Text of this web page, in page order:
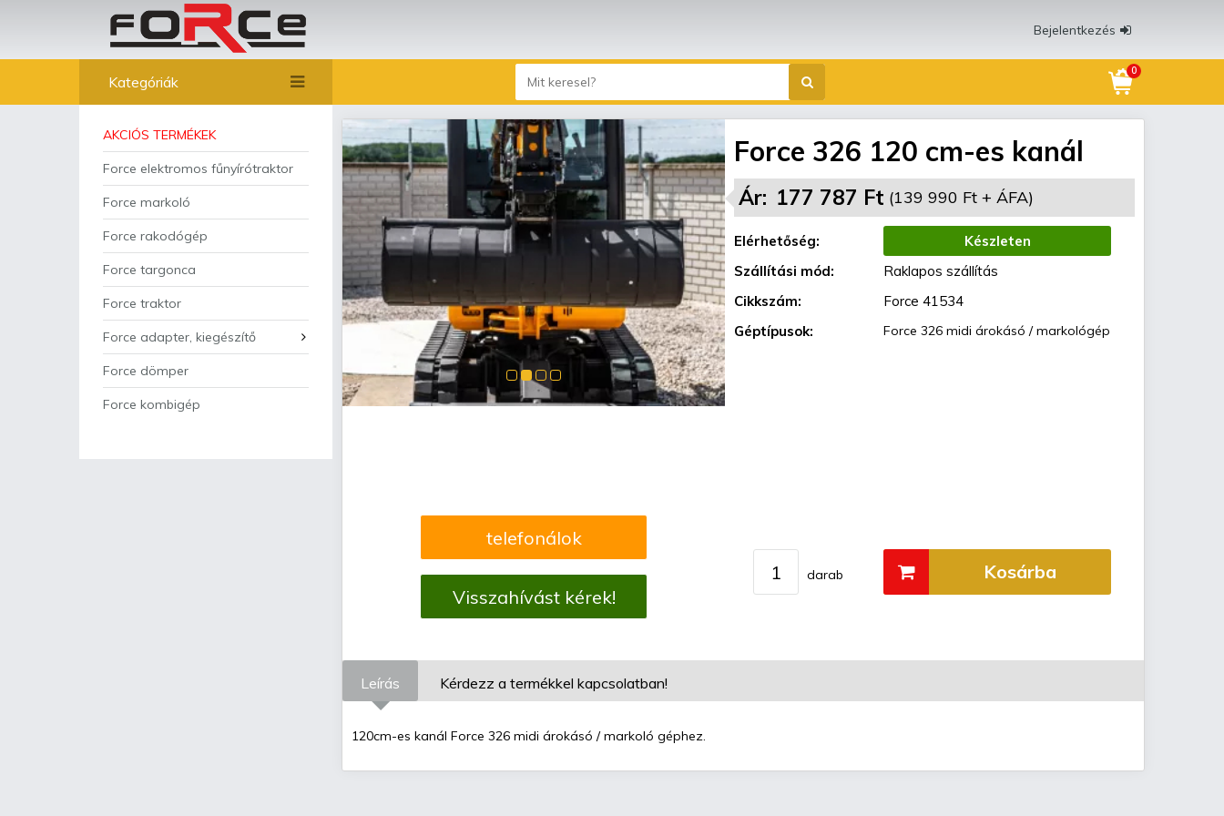
Bejelentkezés
Kategóriák
AKCIÓS TERMÉKEK
Force elektromos fűnyírótraktor
Force markoló
Force rakodógép
Force targonca
Force traktor
Force adapter, kiegészítő
Force dömper
Force kombigép
0
telefonálok
Visszahívást kérek!
Force 326 120 cm-es kanál
Ár: 177 787 Ft (139 990 Ft + ÁFA)
Elérhetőség:
Készleten
Szállítási mód:
Raklapos szállítás
Cikkszám:
Force 41534
Géptípusok:
Force 326 midi árokásó / markológép
darab Kosárba
Leírás Kérdezz a termékkel kapcsolatban!
120cm-es kanál Force 326 midi árokásó / markoló géphez.